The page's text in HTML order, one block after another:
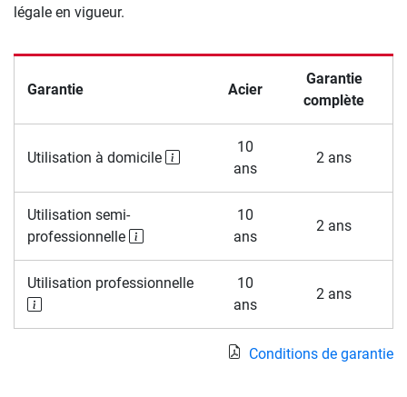
légale en vigueur.
Garantie Acier
Garantie
complète
Utilisation à domicile
10
ans
2 ans
Utilisation semi-
professionnelle
10
ans
2 ans
Utilisation professionnelle
10
ans
2 ans
Conditions de garantie